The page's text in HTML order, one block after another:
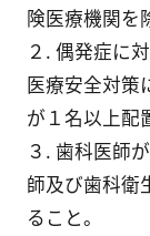
険医療機関を
２. 偶発症に
医療安全対策
が１名以上配
３. 歯科医師
師及び歯科衛
ること。